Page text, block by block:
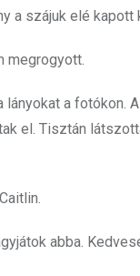
a szájuk elé
megrogyott.
lányokat a fotókon.
el. Tisztán
abba.